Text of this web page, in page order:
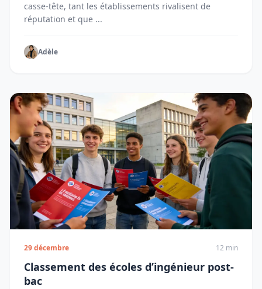
casse-tête, tant les établissements rivalisent de
réputation et que ...
Adèle
29 décembre 12 min
Classement des écoles d’ingénieur post-
bac